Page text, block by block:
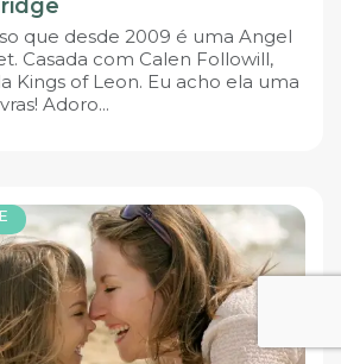
que desde 2009 é uma Angel
Casada com Calen Followill,
Kings of Leon. Eu acho ela uma
Adoro...